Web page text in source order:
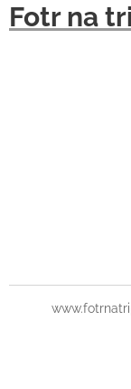
Fotr na